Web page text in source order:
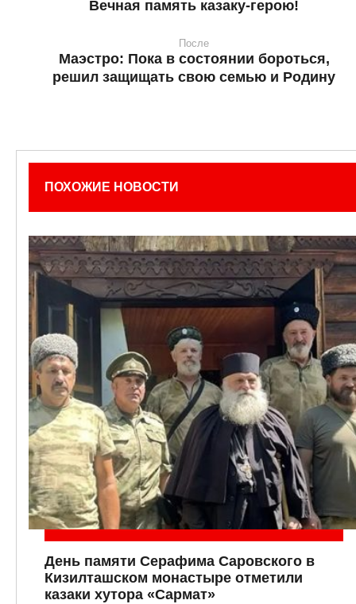
Вечная память казаку-герою!
После
Маэстро: Пока в состоянии бороться,
решил защищать свою семью и Родину
ПОХОЖИЕ НОВОСТИ
День памяти Серафима Саровского в
Кизилташском монастыре отметили
казаки хутора «Сармат»